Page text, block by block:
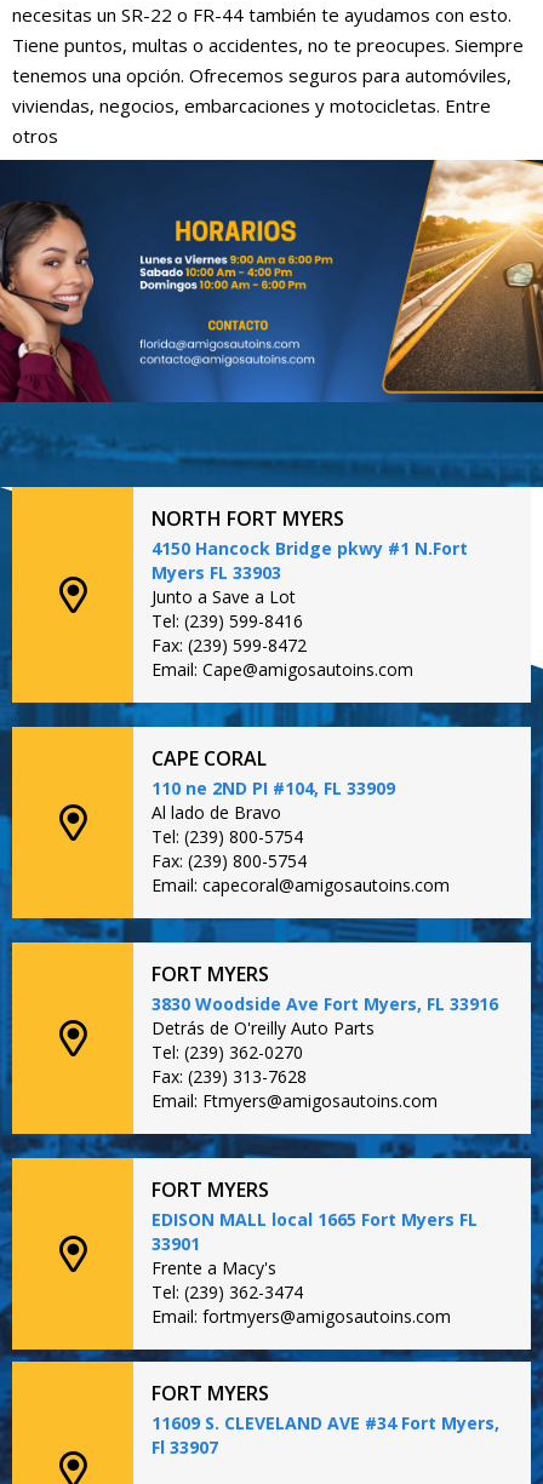
necesitas un SR-22 o FR-44 también te ayudamos con esto.
Tiene puntos, multas o accidentes, no te preocupes. Siempre
tenemos una opción. Ofrecemos seguros para automóviles,
viviendas, negocios, embarcaciones y motocicletas. Entre
otros
NORTH FORT MYERS
4150 Hancock Bridge pkwy #1 N.Fort
Myers FL 33903
Junto a Save a Lot
Tel: (239) 599-8416
Fax: (239) 599-8472
Email: Cape@amigosautoins.com
CAPE CORAL
110 ne 2ND PI #104, FL 33909
Al lado de Bravo
Tel: (239) 800-5754
Fax: (239) 800-5754
Email: capecoral@amigosautoins.com
FORT MYERS
3830 Woodside Ave Fort Myers, FL 33916
Detrás de O'reilly Auto Parts
Tel: (239) 362-0270
Fax: (239) 313-7628
Email: Ftmyers@amigosautoins.com
FORT MYERS
EDISON MALL local 1665 Fort Myers FL
33901
Frente a Macy's
Tel: (239) 362-3474
Email: fortmyers@amigosautoins.com
FORT MYERS
11609 S. CLEVELAND AVE #34 Fort Myers,
Fl 33907